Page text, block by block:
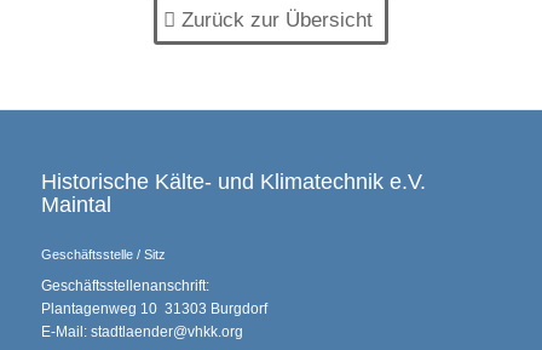
Zurück zur Übersicht
Historische Kälte- und Klimatechnik e.V.
Maintal
Geschäftsstelle / Sitz
Geschäftsstellenanschrift:
Plantagenweg 10 31303 Burgdorf
E-Mail: stadtlaender@vhkk.org